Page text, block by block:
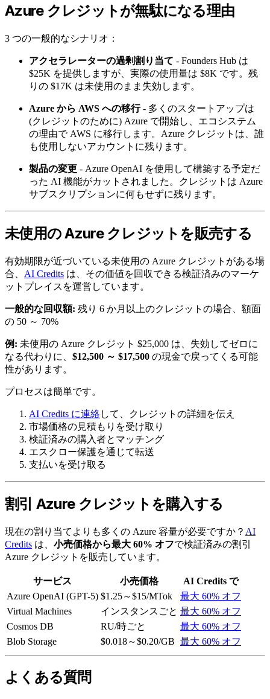
Azure クレジットが無駄になる理由
3 つの一般的なシナリオ：
アクセラレーターの過剰割り当て - Founders Hub は
$25K を提供しますが、実際の使用量は $8K です。残
りの $17K は未使用のまま失効します。
Azure から AWS への移行- 多くのスタートアップは
(クレジットのために) Azure で開始し、エコシステム
の理由で AWS に移行します。Azure クレジットは、誰
も使用しないアカウントに残ります。
製品の変更 - Azure OpenAI を使用して構築する予定だ
った AI 機能がカットされました。クレジットは Azure
サブスクリプションに何もせずに残ります。
未使用の Azure クレジットを販売する
有効期限が近づいている未使用の Azure クレジットがある場
合、 AI Credits は、その価値を回収できる検証済みのマーケ
ットプレイスを運営しています。
一般的な回収額: 残り 6 か月以上のクレジットの場合、額面
の 50 ～ 70%
例: 未使用の Azure クレジット $25,000 は、失効してゼロに
なる代わりに、 $12,500 ～ $17,500 の現金で戻ってくる可能
性があります。
プロセスは簡単です。
AI Credits に連絡して、クレジットの詳細を伝え
市場価格の見積もりを受け取り
検証済みの購入者とマッチング
エスクロー保護を通じて転送
支払いを受け取る
割引 Azure クレジットを購入する
現在の割り当てよりも多くの Azure 容量が必要ですか？ AI
Credits は、 小売価格から最大 60% オフで検証済みの割引
Azure クレジットを販売しています。
サービス 小売価格
AI Credits で
Azure OpenAI (GPT-5) $1.25～$15/MTok
最大 60% オフ
Virtual Machines
インスタンスごと 最大 60% オフ
Cosmos DB
RU/時ごと
最大 60% オフ
Blob Storage
$0.018～$0.20/GB 最大 60% オフ
よくある質問